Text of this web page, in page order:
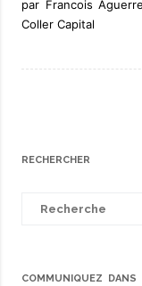
par Francois
Coller Capital
RECHERCHER
COMMUNIQUEZ